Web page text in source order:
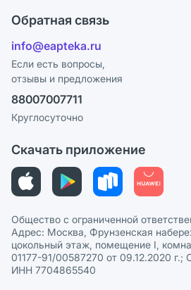
Ответы на вопросы
Блог
Поставщики
Лицензия
Реклама на сайте
Ваши товары на ЕАПТЕКЕ
Программа СберСпасибо
Политика конфиденциальности
Пользовательское соглашение
Политика рекомендаций
Этика и соответствие
Политика в отношении обработки
Обратная связь
info@eapteka.ru
Если есть вопросы,
отзывы и предложения
88007007711
Круглосуточно
Скачать приложение
Общество с ограниченной
Адрес: Москва, Фрунзенская
цокольный этаж, помещение I,
01177-91/00587270 от 09.12.2020 г.;
ИНН 7704865540